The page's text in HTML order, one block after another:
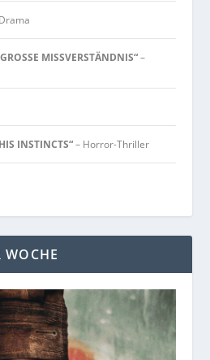
MISSVERSTÄNDNIS“–
INSTINCTS“– Horror-Thriller